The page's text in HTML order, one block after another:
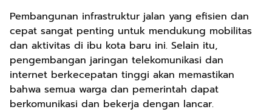
Pembangunan infrastruktur jalan yang efisien dan
cepat sangat penting untuk mendukung mobilitas
dan aktivitas di ibu kota baru ini. Selain itu,
pengembangan jaringan telekomunikasi dan
internet berkecepatan tinggi akan memastikan
bahwa semua warga dan pemerintah dapat
berkomunikasi dan bekerja dengan lancar.